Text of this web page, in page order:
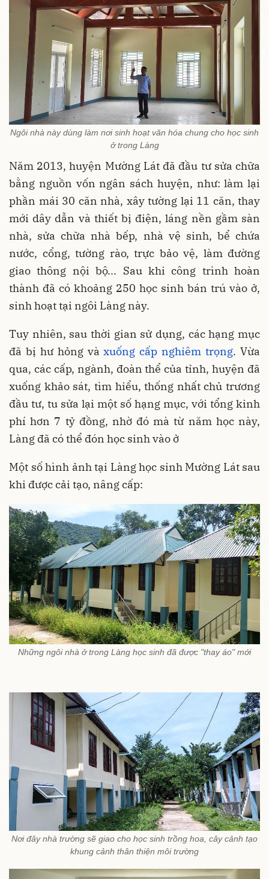
Ngôi nhà này dùng làm nơi sinh hoạt văn hóa chung cho học sinh
ở trong Làng
Năm 2013, huyện Mường Lát đã đầu tư sửa chữa
bằng nguồn vốn ngân sách huyện, như: làm lại
phần mái 30 căn nhà, xây tường lại 11 căn, thay
mới dây dẫn và thiết bị điện, láng nền gầm sàn
nhà, sửa chữa nhà bếp, nhà vệ sinh, bể chứa
nước, cổng, tường rào, trực bảo vệ, làm đường
giao thông nội bộ... Sau khi công trình hoàn
thành đã có khoảng 250 học sinh bán trú vào ở,
sinh hoạt tại ngôi Làng này.
Tuy nhiên, sau thời gian sử dụng, các hạng mục
đã bị hư hỏng vàxuống cấp nghiêm trọng. Vừa
qua, các cấp, ngành, đoàn thể của tỉnh, huyện đã
xuống khảo sát, tìm hiểu, thống nhất chủ trương
đầu tư, tu sửa lại một số hạng mục, với tổng kinh
phí hơn 7 tỷ đồng, nhờ đó mà từ năm học này,
Làng đã có thể đón học sinh vào ở
Một số hình ảnh tại Làng học sinh Mường Lát sau
khi được cải tạo, nâng cấp:
Những ngôi nhà ở trong Làng học sinh đã được "thay áo" mới
Nơi đây nhà trường sẽ giao cho học sinh trồng hoa, cây cảnh tạo
khung cảnh thân thiện môi trường